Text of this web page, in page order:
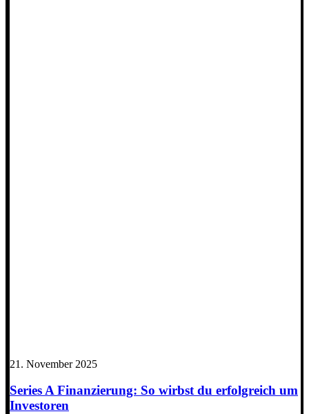
21. November 2025
Series A Finanzierung: So wirbst du erfolgreich um
Investoren